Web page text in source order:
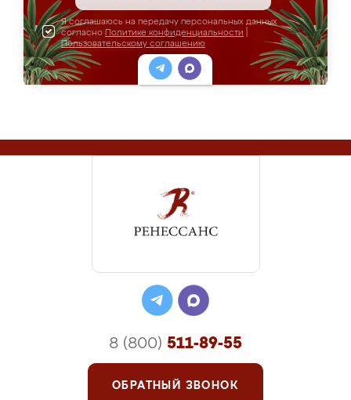
Я соглашаюсь на передачу персональных данных
согласно Политике конфиденциальности
Пользовательскому соглашению
8 (800) 511-89-55
ОБРАТНЫЙ ЗВОНОК